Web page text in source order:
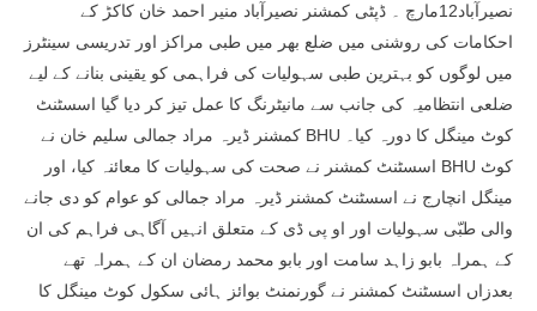
نصیرآباد12مارچ ۔ ڈپٹی کمشنر نصیرآباد منیر احمد خان کاکڑ کے
احکامات کی روشنی میں ضلع بھر میں طبی مراکز اور تدریسی سینٹرز
میں لوگوں کو بہترین طبی سہولیات کی فراہمی کو یقینی بنانے کے لیے
ضلعی انتظامیہ کی جانب سے مانیٹرنگ کا عمل تیز کر دیا گیا اسسٹنٹ
کمشنر ڈیرہ مراد جمالی سلیم خان نے BHU کوٹ مینگل کا دورہ کیا۔
اسسٹنٹ کمشنر نے صحت کی سہولیات کا معائنہ کیا، اور BHU کوٹ
مینگل انچارج نے اسسٹنٹ کمشنر ڈیرہ مراد جمالی کو عوام کو دی جانے
والی طبّی سہولیات اور او پی ڈی کے متعلق انہیں آگاہی فراہم کی ان
کے ہمراہ بابو زاہد سامت اور بابو محمد رمضان ان کے ہمراہ تھے
بعدزاں اسسٹنٹ کمشنر نے گورنمنٹ بوائز ہائی سکول کوٹ مینگل کا